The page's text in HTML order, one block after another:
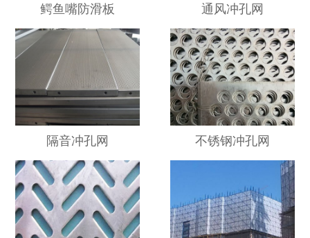
鳄鱼嘴防滑板 通风冲孔网
隔音冲孔网 不锈钢冲孔网